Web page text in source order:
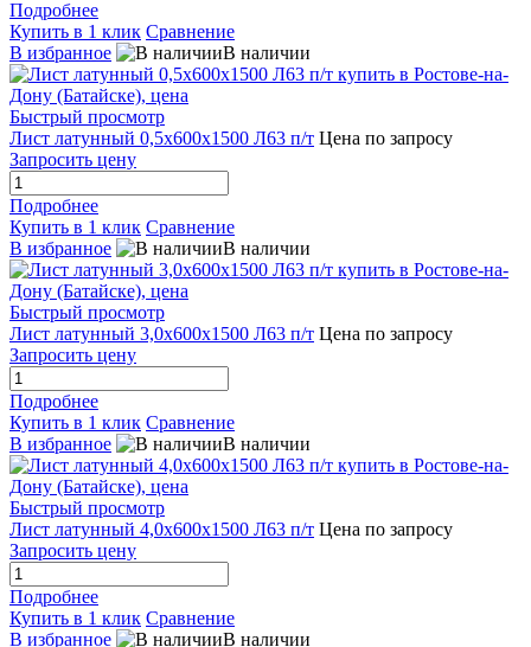
Подробнее
Купить в 1 клик Сравнение
В избранное
В наличии
Быстрый просмотр
Лист латунный 0,5х600х1500 Л63 п/т Цена по запросу
Запросить цену
Подробнее
Купить в 1 клик Сравнение
В избранное
В наличии
Быстрый просмотр
Лист латунный 3,0х600х1500 Л63 п/т Цена по запросу
Запросить цену
Подробнее
Купить в 1 клик Сравнение
В избранное
В наличии
Быстрый просмотр
Лист латунный 4,0х600х1500 Л63 п/т Цена по запросу
Запросить цену
Подробнее
Купить в 1 клик Сравнение
В избранное
В наличии